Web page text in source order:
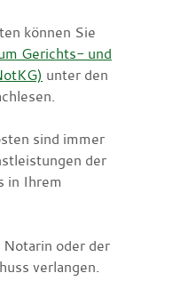
können Sie
Gerichts- und
unter den
sind immer
der
in Ihrem
Notarin oder der
verlangen.